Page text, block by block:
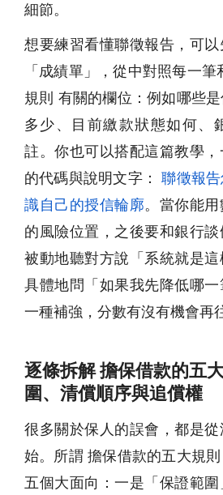
細節。
想要練習看懂聯徵報告，可
「成績單」，從中對照每一
規則 有關的欄位：例如哪些
多少、目前繳款狀態如何、
註。你也可以搭配這篇教學
的代碼與說明文字：
聯徵報
識自己的授信輪廓。當你能
的風險位置，之後要和銀行
被動地聽對方說「系統就是
具體地問「如果我先降低哪
一種補強，分數有沒有機會再
逐條拆解 擔保借款的五
圍、清償順序與追償權
很多關於保人的誤會，都是
始。所謂 擔保借款的五大規
五個大面向：一是「保證範